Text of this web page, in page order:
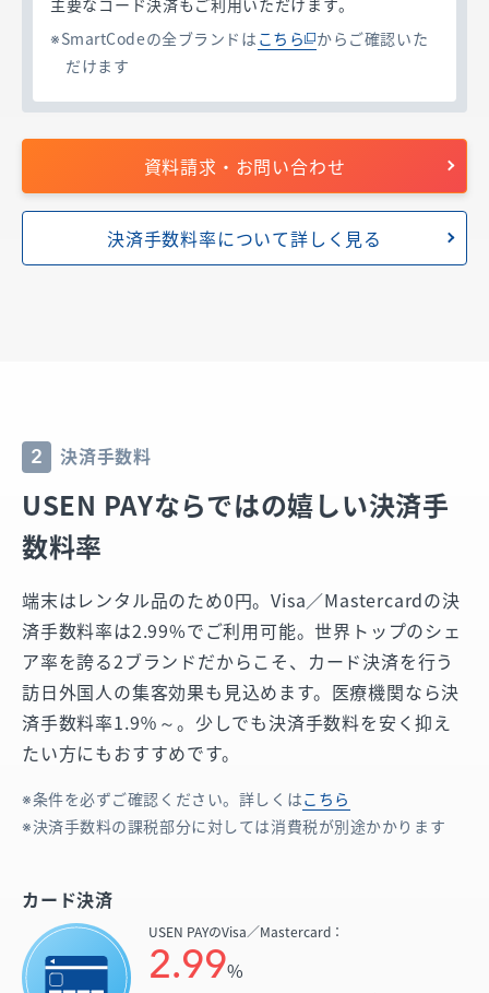
SmartCodeの全ブランドは こちら からご確認いた
だけます
資料請求・お問い合わせ
決済手数料率について詳しく見る
2 決済手数料
USEN PAYならではの嬉しい決済手
数料率
端末はレンタル品のため0円。Visa／Mastercardの決
済手数料率は2.99%でご利用可能。世界トップのシェ
ア率を誇る2ブランドだからこそ、カード決済を行う
訪日外国人の集客効果も見込めます。 医療機関なら決
済手数料率1.9％～。少しでも決済手数料を安く抑え
たい方にもおすすめです。
条件を必ずご確認ください。詳しくはこちら
決済手数料の課税部分に対しては消費税が別途かかります
カード決済
USEN PAYのVisa／Mastercard：
2.99%